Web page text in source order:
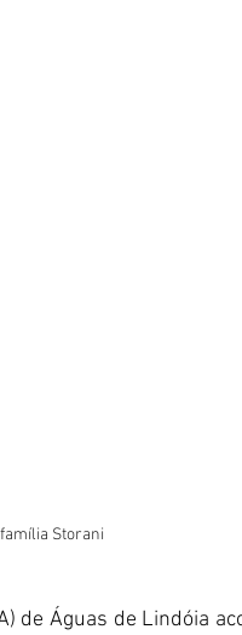
Storani
de Águas de Lindóia